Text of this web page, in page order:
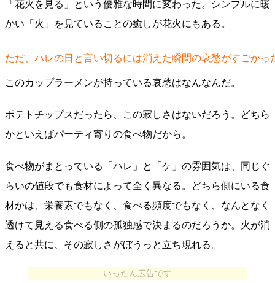
「花火を見る」という優雅な時間に変わった。シンプルに暖
かい「火」を見ていることの癒しが花火にもある。
ただ、ハレの日と言い切るには消えた瞬間の哀愁がすごかっ
このカップラーメンが持っている哀愁はなんなんだ。
ポテトチップスだったら、この寂しさはないだろう。どちら
かといえばパーティ寄りの食べ物だから。
食べ物がまとっている「ハレ」と「ケ」の雰囲気は、同じぐ
らいの値段でも食材によって全く異なる。どちら側にいる食
材かは、栄養素でもなく、食べる頻度でもなく、なんとなく
透けて見える食べる側の孤独感で決まるのだろうか。火が消
えると共に、その寂しさがぼうっと立ち現れる。
いったん広告です